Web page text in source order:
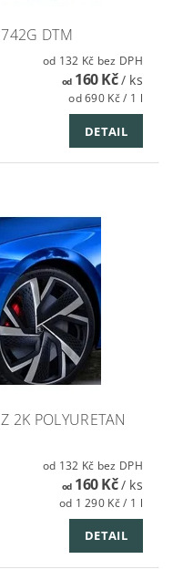
DTM
od 132 Kč bez DPH
od160 Kč/ ks
od 690 Kč / 1 l
DETAIL
2K POLYURETAN
od 132 Kč bez DPH
od160 Kč/ ks
od 1 290 Kč / 1 l
DETAIL